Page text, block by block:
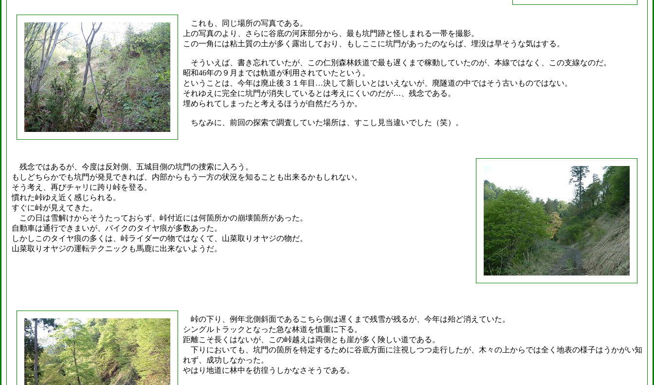
これも、同じ場所の写真である。
上の写真のより、さらに谷底の河床部分から、最も坑門跡と怪しまれる一帯を撮影。
この一角には粘土質の土が多く露出しており、もしここに坑門があったのならば、埋没は早そうな気はする。
そういえば、書き忘れていたが、この仁別森林鉄道で最も遅くまで稼動していたのが、本線ではなく、この支線なのだ。
昭和46年の９月までは軌道が利用されていたという。
ということは、今年は廃止後３１年目…決して新しいとはいえないが、廃隧道の中ではそう古いものではない。
それゆえに完全に坑門が消失しているとは考えにくいのだが…、残念である。
埋められてしまったと考えるほうが自然だろうか。
ちなみに、前回の探索で調査していた場所は、すこし見当違いでした（笑）。
残念ではあるが、今度は反対側、五城目側の坑門の捜索に入ろう。
もしどちらかでも坑門が発見できれば、内部からもう一方の状況を知ることも出来るかもしれない。
そう考え、再びチャリに跨り峠を登る。
慣れた峠ゆえ近く感じられる。
すぐに峠が見えてきた。
この日は雪解けからそうたっておらず、峠付近には何箇所かの崩壊箇所があった。
自動車は通行できまいが、バイクのタイヤ痕が多数あった。
しかしこのタイヤ痕の多くは、峠ライダーの物ではなくて、山菜取りオヤジの物だ。
山菜取りオヤジの運転テクニックも馬鹿に出来ないようだ。
峠の下り、例年北側斜面であるこちら側は遅くまで残雪が残るが、今年は殆ど消えていた。
シングルトラックとなった急な林道を慎重に下る。
距離こそ長くはないが、この峠越えは両側とも崖が多く険しい道である。
下りにおいても、坑門の箇所を特定するために谷底方面に注視しつつ走行したが、木々の上からでは全く地表の様子はうかがい知
れず、成功しなかった。
やはり地道に林中を彷徨うしかなさそうである。